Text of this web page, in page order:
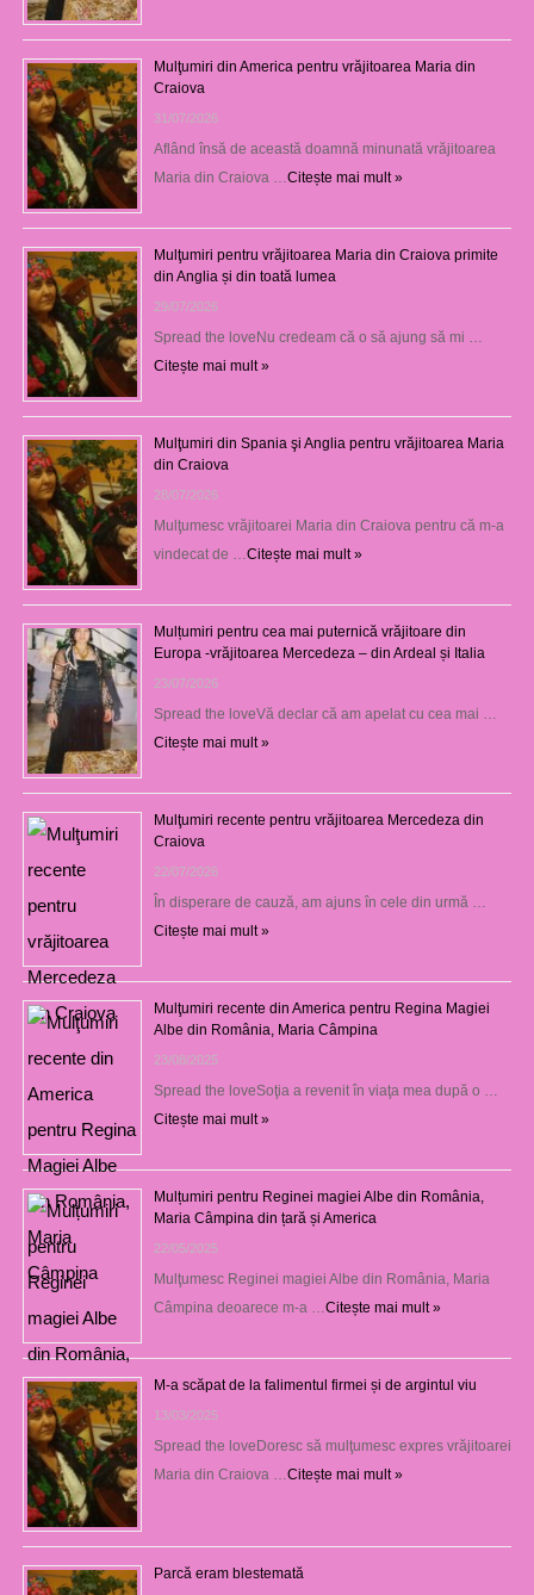
Mulţumiri din America pentru vrăjitoarea Maria din
Craiova
31/07/2026
Aflând însă de această doamnă minunată vrăjitoarea
Maria din Craiova …Citește mai mult »
Mulţumiri pentru vrăjitoarea Maria din Craiova primite
din Anglia și din toată lumea
29/07/2026
Spread the loveNu credeam că o să ajung să mi …
Citește mai mult »
Mulţumiri din Spania şi Anglia pentru vrăjitoarea Maria
din Craiova
28/07/2026
Mulţumesc vrăjitoarei Maria din Craiova pentru că m-a
vindecat de …Citește mai mult »
Mulțumiri pentru cea mai puternică vrăjitoare din
Europa -vrăjitoarea Mercedeza – din Ardeal și Italia
23/07/2026
Spread the loveVă declar că am apelat cu cea mai …
Citește mai mult »
Mulţumiri recente pentru vrăjitoarea Mercedeza din
Craiova
22/07/2026
În disperare de cauză, am ajuns în cele din urmă …
Citește mai mult »
Mulţumiri recente din America pentru Regina Magiei
Albe din România, Maria Câmpina
23/08/2025
Spread the loveSoţia a revenit în viaţa mea după o …
Citește mai mult »
Mulțumiri pentru Reginei magiei Albe din România,
Maria Câmpina din țară și America
22/05/2025
Mulţumesc Reginei magiei Albe din România, Maria
Câmpina deoarece m-a …Citește mai mult »
M-a scăpat de la falimentul firmei și de argintul viu
13/03/2025
Spread the loveDoresc să mulţumesc expres vrăjitoarei
Maria din Craiova …Citește mai mult »
Parcă eram blestemată